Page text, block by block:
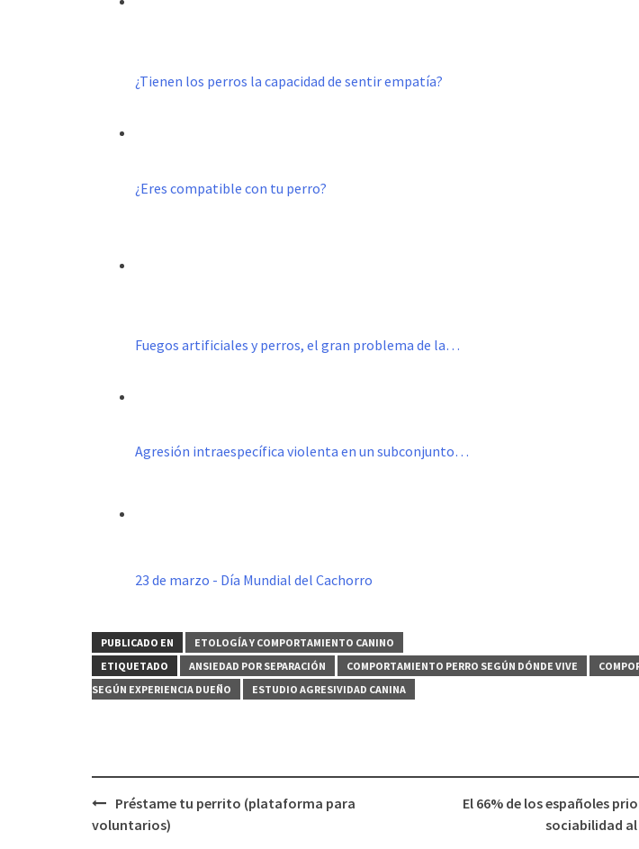
¿Tienen los perros la capacidad de sentir empatía?
¿Eres compatible con tu perro?
Fuegos artificiales y perros, el gran problema de la…
Agresión intraespecífica violenta en un subconjunto…
23 de marzo - Día Mundial del Cachorro
PUBLICADO EN
ETOLOGÍA Y COMPORTAMIENTO CANINO
ETIQUETADO
ANSIEDAD POR SEPARACIÓN COMPORTAMIENTO PERRO SEGÚN DÓNDE VIVE
SEGÚN EXPERIENCIA DUEÑO
ESTUDIO AGRESIVIDAD CANINA
Navegación
de
Préstame tu perrito (plataforma para
voluntarios)
El 66% de los españoles
sociabilidad al